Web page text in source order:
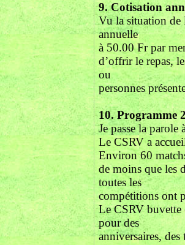
9.Cotisation
Vu la situation de
annuelle
à 50.00 Fr par
d’offrir le repas,
ou
personnes
10.Programme
Je passe la parole
Le CSRV a
Environ 60
de moins que les
toutes les
compétitions ont
Le CSRV buvette
pour des
anniversaires,